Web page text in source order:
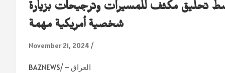
تحليق مكثف للمسيرات وترجيحات بزيارة
شخصية أمريكية مهمة
November 21, 2024
العراق – /BAZNEWS